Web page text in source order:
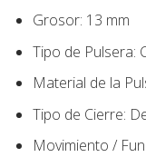
Grosor: 13 mm
Tipo de Pulsera:
Material de la
Tipo de Cierre:
Movimiento /